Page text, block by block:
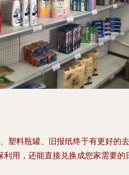
塑料瓶罐、旧报纸终于有更好的去
用，还能直接兑换成您家需要的